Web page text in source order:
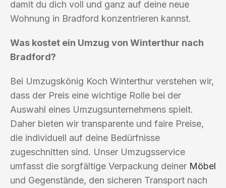
damit du dich voll und ganz auf deine neue
Wohnung in Bradford konzentrieren kannst.
Was kostet ein Umzug von Winterthur nach
Bradford?
Bei Umzugskönig Koch Winterthur verstehen wir,
dass der Preis eine wichtige Rolle bei der
Auswahl eines Umzugsunternehmens spielt.
Daher bieten wir transparente und faire Preise,
die individuell auf deine Bedürfnisse
zugeschnitten sind. Unser Umzugsservice
umfasst die sorgfältige Verpackung deiner Möbel
und Gegenstände, den sicheren Transport nach